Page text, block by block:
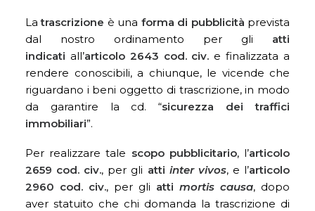
Latrascrizione è una forma di pubblicità prevista
dal nostro ordinamento per gli atti
indicati all’articolo 2643 cod. civ. e finalizzata a
rendere conoscibili, a chiunque, le vicende che
riguardano i beni oggetto di trascrizione, in modo
da garantire la cd. “sicurezza dei traffici
immobiliari”.
Per realizzare tale scopo pubblicitario, l’articolo
2659 cod. civ., per gli atti inter vivos, e l’articolo
2960 cod. civ., per gli atti mortis causa, dopo
aver statuito che chi domanda la trascrizione di